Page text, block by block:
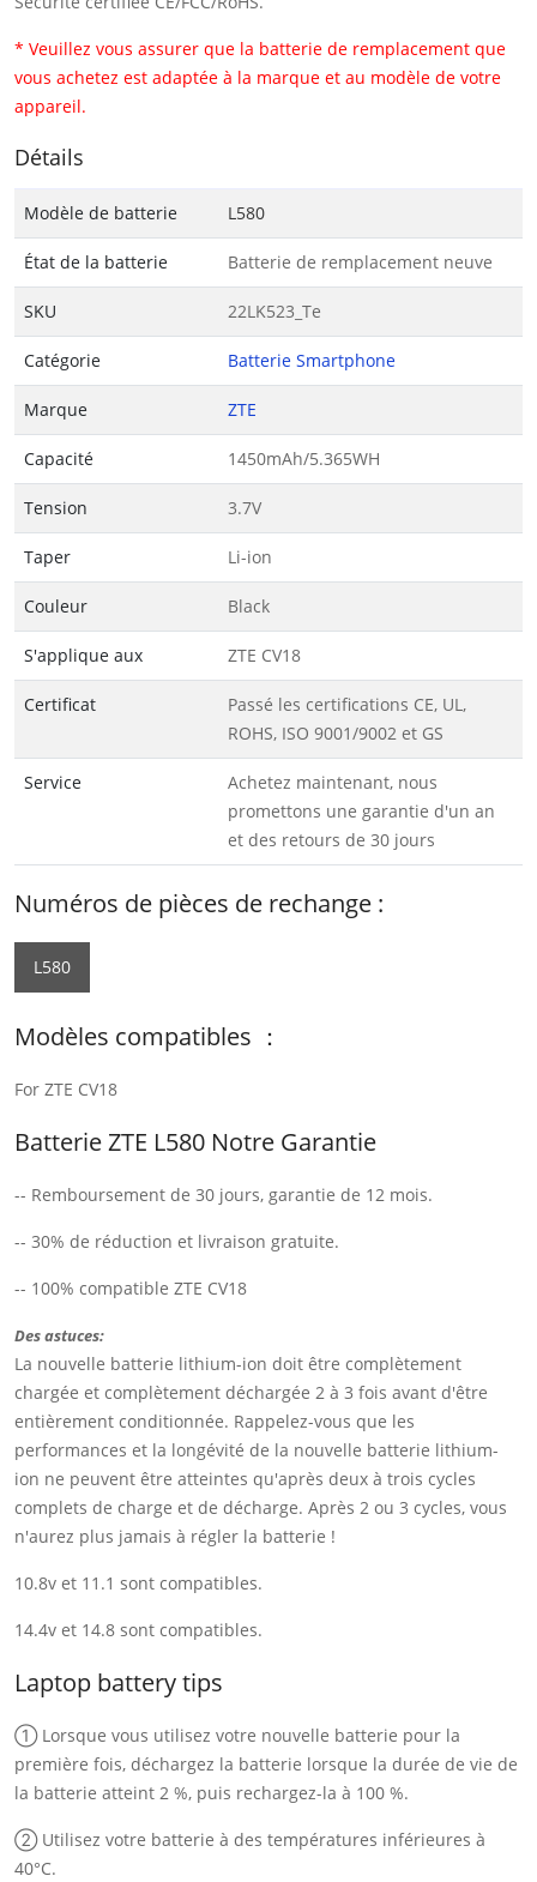
* Veuillez vous assurer que la batterie de remplacement que
vous achetez est adaptée à la marque et au modèle de votre
appareil.
Détails
Modèle de batterie L580
État de la batterie Batterie de remplacement neuve
SKU 22LK523_Te
Catégorie Batterie Smartphone
Marque ZTE
Capacité 1450mAh/5.365WH
Tension 3.7V
Taper Li-ion
Couleur Black
S'applique aux ZTE CV18
Certificat
Passé les certifications CE, UL,
ROHS, ISO 9001/9002 et GS
Service
Achetez maintenant, nous
promettons une garantie d'un an
et des retours de 30 jours
Numéros de pièces de rechange :
L580
Modèles compatibles ：
For ZTE CV18
Batterie ZTE L580 Notre Garantie
-- Remboursement de 30 jours, garantie de 12 mois.
-- 30% de réduction et livraison gratuite.
-- 100% compatible ZTE CV18
Des astuces:
La nouvelle batterie lithium-ion doit être complètement
chargée et complètement déchargée 2 à 3 fois avant d'être
entièrement conditionnée. Rappelez-vous que les
performances et la longévité de la nouvelle batterie lithium-
ion ne peuvent être atteintes qu'après deux à trois cycles
complets de charge et de décharge. Après 2 ou 3 cycles, vous
n'aurez plus jamais à régler la batterie !
10.8v et 11.1 sont compatibles.
14.4v et 14.8 sont compatibles.
Laptop battery tips
① Lorsque vous utilisez votre nouvelle batterie pour la
première fois, déchargez la batterie lorsque la durée de vie de
la batterie atteint 2 %, puis rechargez-la à 100 %.
② Utilisez votre batterie à des températures inférieures à
40°C.